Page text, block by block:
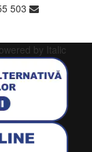
503
by Italic